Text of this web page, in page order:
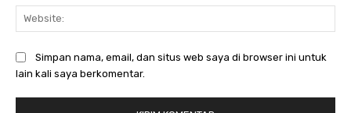
Simpan nama, email, dan situs web saya di browser ini untuk
lain kali saya berkomentar.